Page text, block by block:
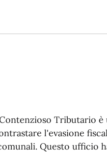
Tributario
l'evasione
Questo ufficio